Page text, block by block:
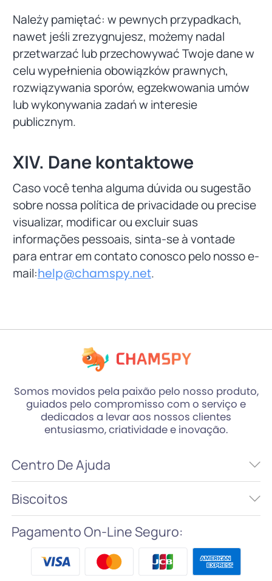
Należy pamiętać: w pewnych przypadkach,
nawet jeśli zrezygnujesz, możemy nadal
przetwarzać lub przechowywać Twoje dane w
celu wypełnienia obowiązków prawnych,
rozwiązywania sporów, egzekwowania umów
lub wykonywania zadań w interesie
publicznym.
XIV. Dane kontaktowe
Caso você tenha alguma dúvida ou sugestão
sobre nossa política de privacidade ou precise
visualizar, modificar ou excluir suas
informações pessoais, sinta-se à vontade
para entrar em contato conosco pelo nosso e-
mail:help@chamspy.net.
Somos movidos pela paixão pelo nosso produto,
guiados pelo compromisso com o serviço e
dedicados a levar aos nossos clientes
entusiasmo, criatividade e inovação.
Centro De Ajuda
Biscoitos
Pagamento On-Line Seguro: